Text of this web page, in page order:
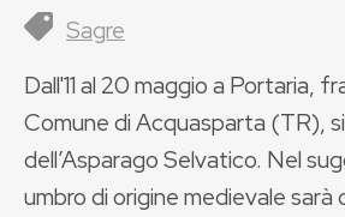
Sagre
Dall'11 al 20 maggio a Portaria,
Comune di Acquasparta (TR),
dell’Asparago Selvatico. Nel
umbro di origine medievale